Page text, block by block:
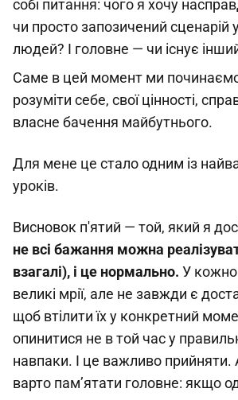
собі питання: чого я хочу
чи просто запозичений сценарій
людей? І головне — чи існує
Саме в цей момент ми
розуміти себе, свої цінності,
власне бачення майбутнього.
Для мене це стало одним із
уроків.
Висновок п'ятий — той, який я
не всі бажання можна
взагалі), і це нормально. У
великі мрії, але не завжди є
щоб втілити їх у конкретний
опинитися не в той час у
навпаки. І це важливо прийняти.
варто пам’ятати головне: якщо